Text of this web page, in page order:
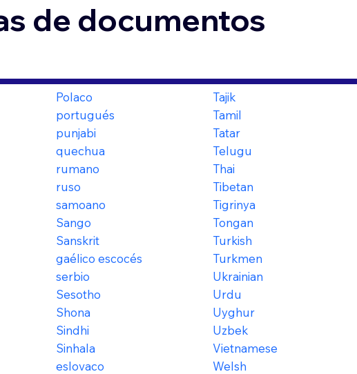
de documentos
Polaco
portugués
punjabi
quechua
rumano
ruso
samoano
Sango
Sanskrit
gaélico escocés
serbio
Sesotho
Shona
Sindhi
Sinhala
eslovaco
Tajik
Tamil
Tatar
Telugu
Thai
Tibetan
Tigrinya
Tongan
Turkish
Turkmen
Ukrainian
Urdu
Uyghur
Uzbek
Vietnamese
Welsh